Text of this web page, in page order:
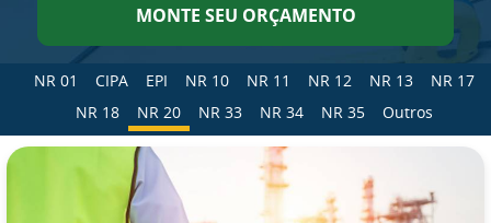
MONTE SEU ORÇAMENTO
NR 01 CIPA EPI NR 10 NR 11 NR 12 NR 13
NR 17
NR 18
NR 20 NR 33 NR 34 NR 35 Outros